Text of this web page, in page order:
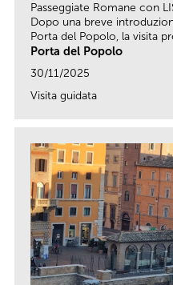
Passeggiate Romane con
Dopo una breve
Porta del Popolo, la visita
Porta del Popolo
30/11/2025
Visita guidata